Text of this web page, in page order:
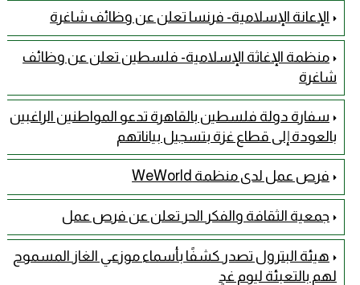
الإعانة الإسلامية- فرنسا تعلن عن وظائف شاغرة
منظمة الإغاثة الإسلامية- فلسطين تعلن عن وظائف
شاغرة
سفارة دولة فلسطين بالقاهرة تدعو المواطنين الراغبين
بالعودة إلى قطاع غزة بتسجيل بياناتهم
فرص عمل لدى منظمة WeWorld
جمعية الثقافة والفكر الحر تعلن عن فرص عمل
هيئة البترول تصدر كشفًا بأسماء موزعي الغاز المسموح
لهم بالتعبئة ليوم غدٍ